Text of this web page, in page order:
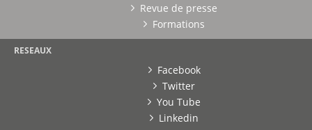
Revue de presse
Formations
RESEAUX
Facebook
Twitter
You Tube
Linkedin